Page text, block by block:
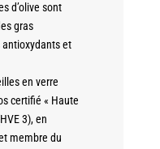
d’olive sont
gras
et
en verre
certifié « Haute
3), en
membre du